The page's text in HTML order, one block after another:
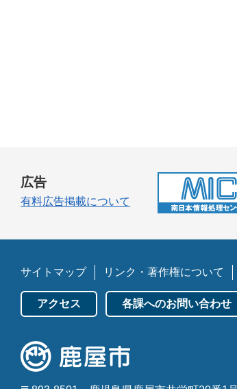
広告
有料広告掲載について
サイトマップ リンク・著作権について
アクセス 各課へのお問い合わせ